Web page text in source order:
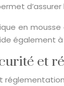
en
également
et